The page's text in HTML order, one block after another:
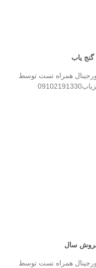
یاب
همراه تست توسط
فروش سال
همراه تست توسط